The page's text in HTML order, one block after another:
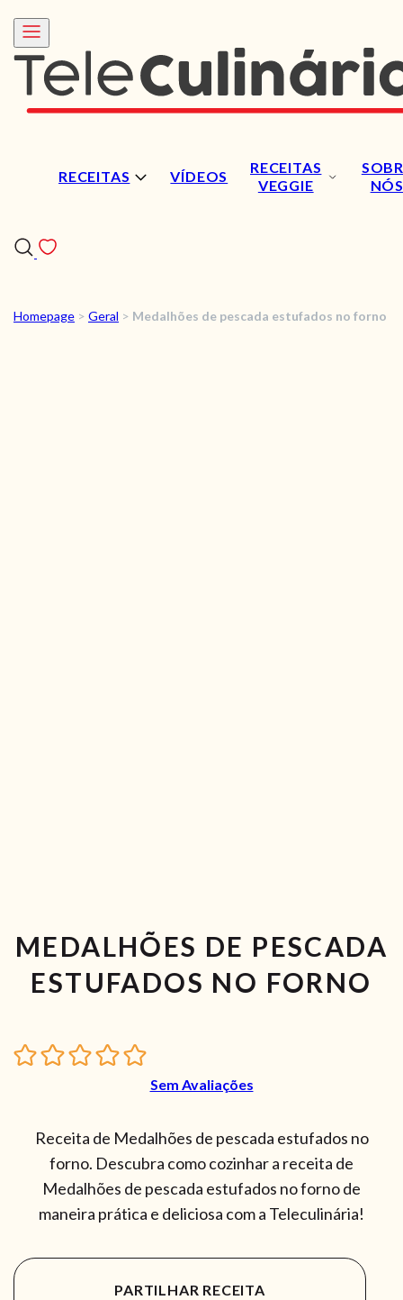
RECEITAS VÍDEOS
RECEITAS
VEGGIE
NÓS
RECEITAS
Homepage > Geral > Medalhões de pescada estufados no forno
MEDALHÕES DE PESCADA
ESTUFADOS NO FORNO
Sem Avaliações
Receita de Medalhões de pescada estufados no
forno. Descubra como cozinhar a receita de
Medalhões de pescada estufados no forno de
maneira prática e deliciosa com a Teleculinária!
PARTILHAR RECEITA